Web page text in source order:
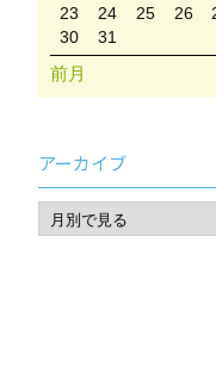
23
24 25 26
30
31
前月
アーカイブ